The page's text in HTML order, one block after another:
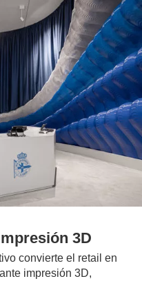
3D
convierte el retail en
impresión 3D,